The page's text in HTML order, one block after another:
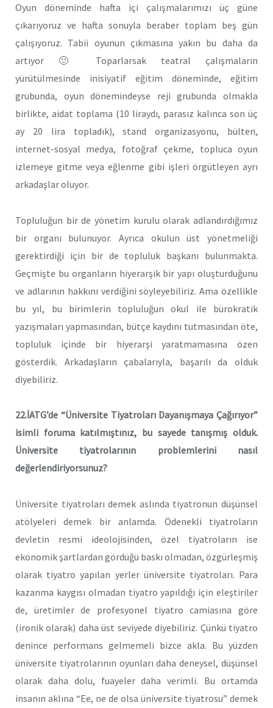
Oyun döneminde hafta içi çalışmalarımızı üç güne
çıkarıyoruz ve hafta sonuyla beraber toplam beş gün
çalışıyoruz. Tabii oyunun çıkmasına yakın bu daha da
artıyor 🙂 Toparlarsak teatral çalışmaların
yürütülmesinde inisiyatif eğitim döneminde, eğitim
grubunda, oyun dönemindeyse reji grubunda olmakla
birlikte, aidat toplama (10 liraydı, parasız kalınca son üç
ay 20 lira topladık), stand organizasyonu, bülten,
internet-sosyal medya, fotoğraf çekme, topluca oyun
izlemeye gitme veya eğlenme gibi işleri örgütleyen ayrı
arkadaşlar oluyor.
Topluluğun bir de yönetim kurulu olarak adlandırdığımız
bir organı bulunuyor. Ayrıca okulun üst yönetmeliği
gerektirdiği için bir de topluluk başkanı bulunmakta.
Geçmişte bu organların hiyerarşik bir yapı oluşturduğunu
ve adlarının hakkını verdiğini söyleyebiliriz. Ama özellikle
bu yıl, bu birimlerin topluluğun okul ile bürokratik
yazışmaları yapmasından, bütçe kaydını tutmasından öte,
topluluk içinde bir hiyerarşi yaratmamasına özen
gösterdik. Arkadaşların çabalarıyla, başarılı da olduk
diyebiliriz.
22.İATG’de “Üniversite Tiyatroları Dayanışmaya Çağırıyor”
isimli foruma katılmıştınız, bu sayede tanışmış olduk.
Üniversite tiyatrolarının problemlerini nasıl
değerlendiriyorsunuz?
Üniversite tiyatroları demek aslında tiyatronun düşünsel
atölyeleri demek bir anlamda. Ödenekli tiyatroların
devletin resmi ideolojisinden, özel tiyatroların ise
ekonomik şartlardan gördüğü baskı olmadan, özgürleşmiş
olarak tiyatro yapılan yerler üniversite tiyatroları. Para
kazanma kaygısı olmadan tiyatro yapıldığı için eleştiriler
de, üretimler de profesyonel tiyatro camiasına göre
(ironik olarak) daha üst seviyede diyebiliriz. Çünkü tiyatro
denince performans gelmemeli bizce akla. Bu yüzden
üniversite tiyatrolarının oyunları daha deneysel, düşünsel
olarak daha dolu, fuayeler daha verimli. Bu ortamda
insanın aklına “Ee, ne de olsa üniversite tiyatrosu” demek